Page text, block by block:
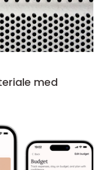
med